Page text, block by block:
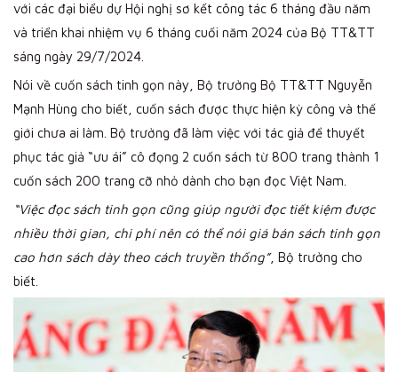
với các đại biểu dự Hội nghị sơ kết công tác 6 tháng đầu năm
và triển khai nhiệm vụ 6 tháng cuối năm 2024 của Bộ TT&TT
sáng ngày 29/7/2024.
Nói về cuốn sách tinh gọn này, Bộ trưởng Bộ TT&TT Nguyễn
Mạnh Hùng cho biết, cuốn sách được thực hiện kỳ công và thế
giới chưa ai làm. Bộ trưởng đã làm việc với tác giả để thuyết
phục tác giả “ưu ái” cô đọng 2 cuốn sách từ 800 trang thành 1
cuốn sách 200 trang cỡ nhỏ dành cho bạn đọc Việt Nam.
“Việc đọc sách tinh gọn cũng giúp người đọc tiết kiệm được
nhiều thời gian, chi phí nên có thể nói giá bán sách tinh gọn
cao hơn sách dày theo cách truyền thống”, Bộ trưởng cho
biết.